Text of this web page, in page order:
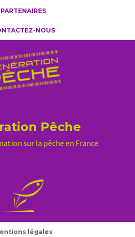
PARTENAIRES
NOUS
Pêche
sur la pêche en France
légales